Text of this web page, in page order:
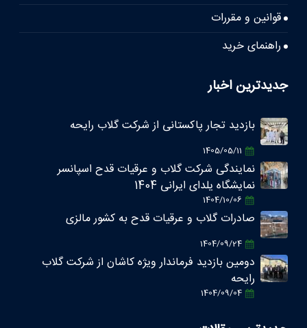
قوانین و مقررات
راهنمای خرید
جدیدترین اخبار
بازدید تجار پاکستانی از شرکت گلاب رایحه
1405/05/11
نمایندگی شرکت گلاب و عرقیات قدح اسپانسر
نمایشگاه یلدای ایرانی 1404
1404/10/06
صادرات گلاب و عرقیات قدح به کشور مالزی
1404/09/24
دومین بازدید فرماندار ویژه کاشان از شرکت گلاب
رایحه
1404/09/04